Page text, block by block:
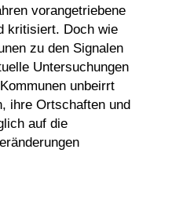
vorangetriebene
kritisiert. Doch wie
zu den Signalen
Untersuchungen
unbeirrt
ihre Ortschaften und
auf die